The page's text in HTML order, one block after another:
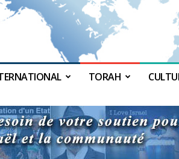
TORAH